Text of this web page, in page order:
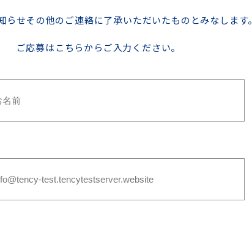
らせその他のご連絡に了承いただいたものとみなします。
ご応募はこちらからご入力ください。